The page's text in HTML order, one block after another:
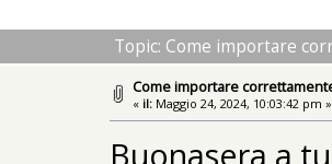
Topic: Come importare
Come importare
« il: Maggio 24, 2024, 10:03:42 pm »
Buonasera a